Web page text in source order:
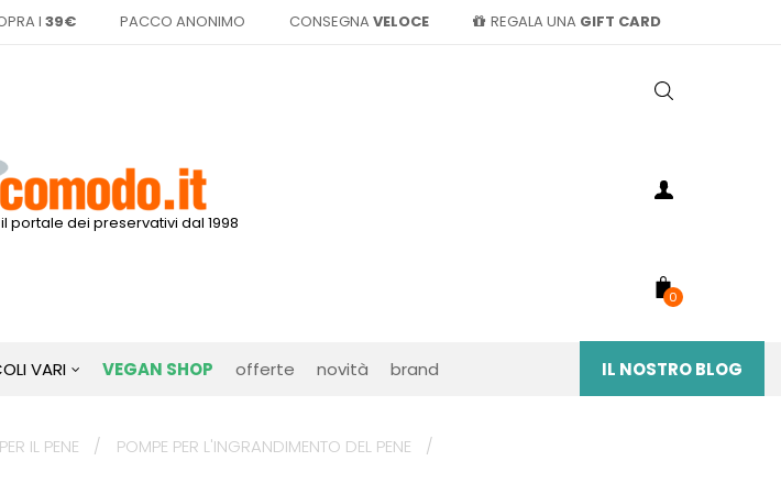
I 39€ PACCO ANONIMO CONSEGNA VELOCE REGALA UNA GIFT CARD
il portale dei preservativi dal 1998
0
VARI VEGAN SHOP offerte novità brand IL NOSTRO BLOG
IL PENE
POMPE PER L'INGRANDIMENTO DEL PENE